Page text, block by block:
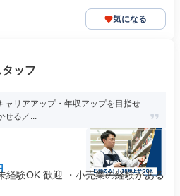
気になる
ッフ
ャリアアップ・年収アップを目指せ
せる／...
経験OK 歓迎 ・小売業の経験がある